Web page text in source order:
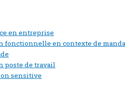
en entreprise
fonctionnelle en contexte de
poste de travail
sensitive